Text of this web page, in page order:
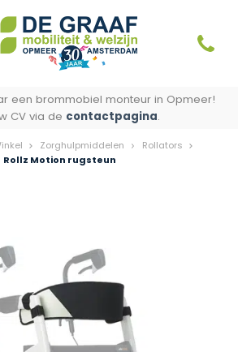
een brommobiel monteur in Opmeer!
CV via de contactpagina.
Zorghulpmiddelen
Rollators
Rollz Motion rugsteun